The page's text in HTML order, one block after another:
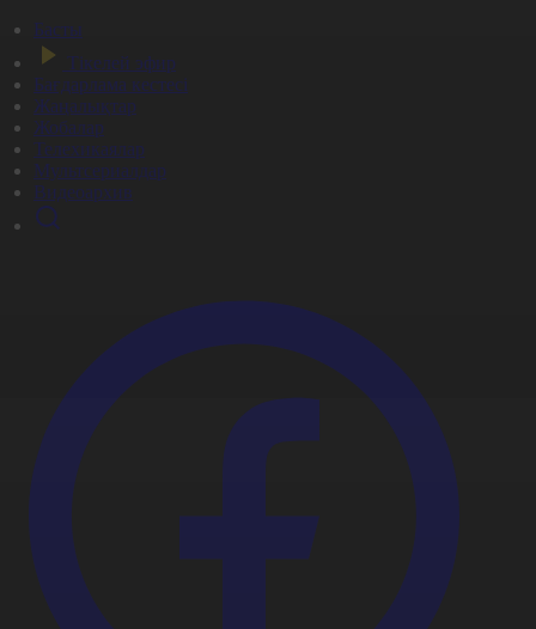
Басты
Тікелей эфир
Бағдарлама кестесі
Жаңалықтар
Жобалар
Телехикаялар
Мультсериалдар
Видеоархив